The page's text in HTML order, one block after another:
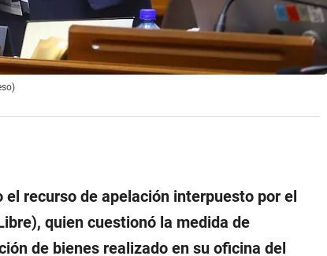
el recurso de apelación interpuesto por el
quien cuestionó la medida de
de bienes realizado en su oficina del